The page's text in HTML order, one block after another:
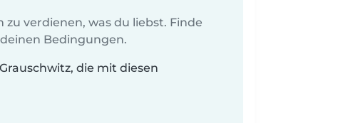
verdienen, was du liebst. Finde
Bedingungen.
die mit diesen